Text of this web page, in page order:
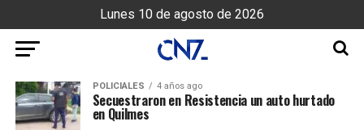
Lunes 10 de agosto de 2026
POLICIALES 4 años ago
Secuestraron en Resistencia un auto hurtado
en Quilmes